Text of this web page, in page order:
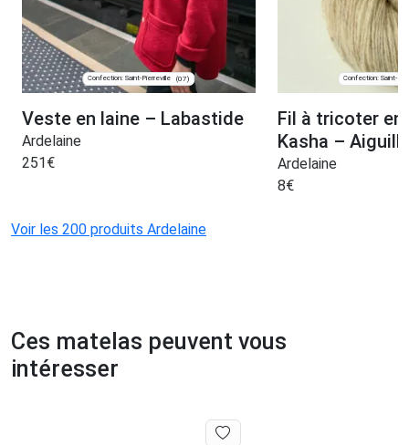
Confection: Saint-Pierreville (07)
Veste en laine – Labastide
Ardelaine
251 €
Confection: Saint-
Fil à tricoter en
Kasha –
Ardelaine
8€
Voir les 200 produits Ardelaine
Ces matelas peuvent vous
intéresser